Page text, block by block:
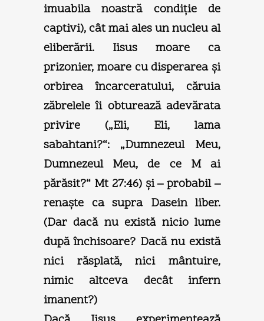
imuabila noastră condiţie de
captivi), cât mai ales un nucleu al
eliberării. Iisus moare ca
prizonier, moare cu disperarea şi
orbirea încarceratului, căruia
zăbrelele îi obturează adevărata
privire („Eli, Eli, lama
sabahtani?“: „Dumnezeul Meu,
Dumnezeul Meu, de ce M ai
părăsit?“ Mt 27:46) şi – probabil –
renaşte ca supra Dasein liber.
(Dar dacă nu există nicio lume
după închisoare? Dacă nu există
nici răsplată, nici mântuire,
nimic altceva decât infern
imanent?)